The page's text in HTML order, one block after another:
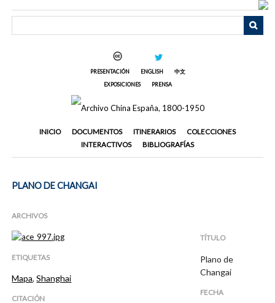
PRESENTACIÓN ENGLISH
中文
EXPOSICIONES
PRENSA
INICIO DOCUMENTOS ITINERARIOS
COLECCIONES
INTERACTIVOS
BIBLIOGRAFÍAS
PLANO DE CHANGAI
ARCHIVOS
ETIQUETAS
Mapa,Shanghai
CITACIÓN
TÍTULO
Plano de
Changai
FECHA